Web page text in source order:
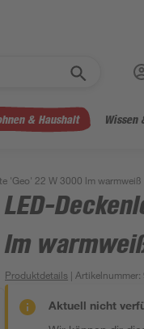
& Haushalt Wissen
'Geo' 22 W 3000 lm
LED-
lm
Produktdetails | Artikelnummer:
Aktuell nicht